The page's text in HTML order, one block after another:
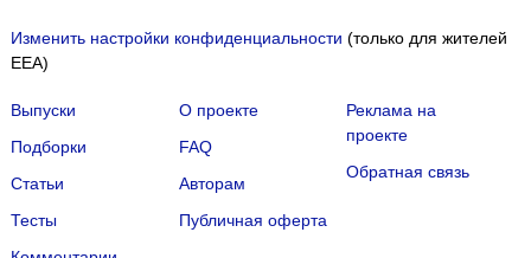
Изменить настройки конфиденциальности (только для жителей
EEA)
Выпуски
Подборки
Статьи
Тесты
О проекте
FAQ
Авторам
Публичная оферта
Реклама на
проекте
Обратная связь